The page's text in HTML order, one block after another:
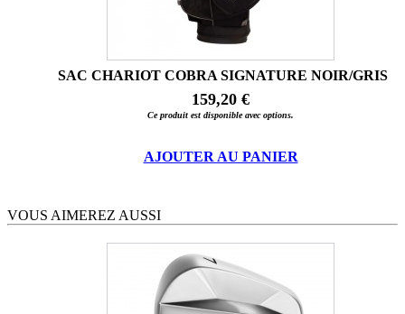
SAC CHARIOT COBRA SIGNATURE NOIR/GRIS
159,20 €
Ce produit est disponible avec options.
AJOUTER AU PANIER
VOUS AIMEREZ AUSSI